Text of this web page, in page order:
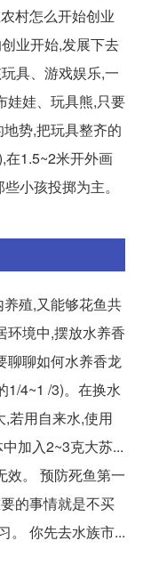
村怎么开始创业
业开始,发展下去
具、游戏娱乐,一
娃娃、玩具熊,只要
势,把玩具整齐的
在1.5~2米开外画
小孩投掷为主。
养殖,又能够花鱼共
环境中,摆放水养香
聊聊如何水养香龙
1/4~1 /3)。在换水
若用自来水,使用
加入2~3克大苏...
效。 预防死鱼第一
的事情就是不买
。 你先去水族市...